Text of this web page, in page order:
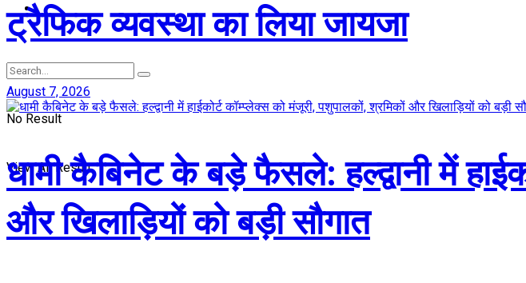
राजनीति
No Result
View All Result
ट्रैफिक व्यवस्था का लिया जायजा
August 7, 2026
धामी कैबिनेट के बड़े फैसले: हल्द्वानी में
और खिलाड़ियों को बड़ी सौगात